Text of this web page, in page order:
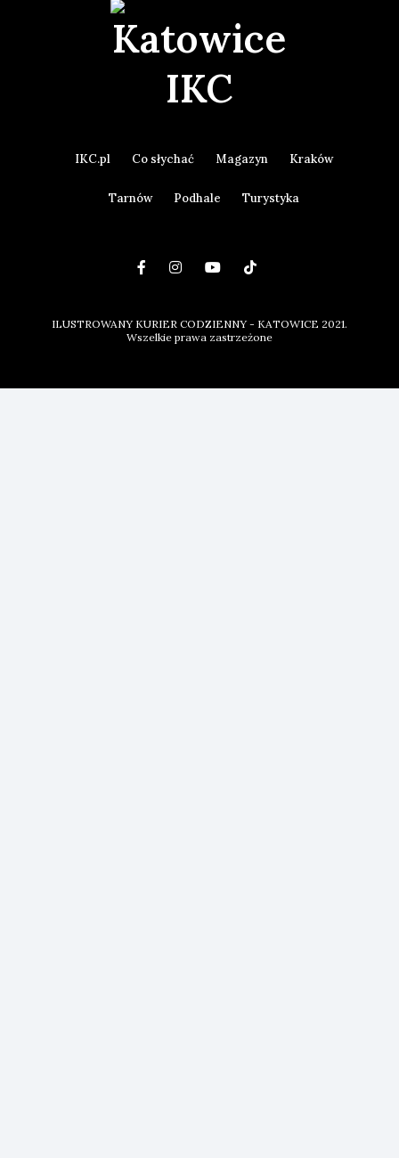
IKC.pl Co słychać Magazyn Kraków
Tarnów Podhale Turystyka
ILUSTROWANY KURIER CODZIENNY - KATOWICE 2021.
Wszelkie prawa zastrzeżone